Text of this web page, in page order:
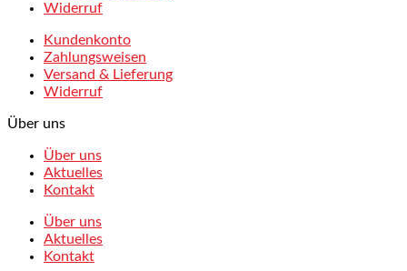
Widerruf
Kundenkonto
Zahlungsweisen
Versand & Lieferung
Widerruf
Über uns
Über uns
Aktuelles
Kontakt
Über uns
Aktuelles
Kontakt